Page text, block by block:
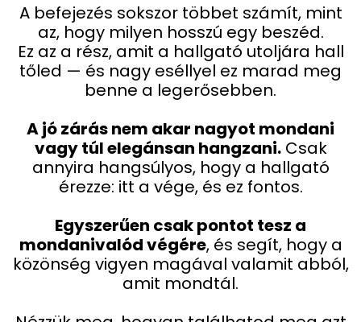
A befejezés sokszor többet számít, mint
az, hogy milyen hosszú egy beszéd.
Ez az a rész, amit a hallgató utoljára hall
tőled — és nagy eséllyel ez marad meg
benne a legerősebben.
A jó zárás nem akar nagyot mondani
vagy túl elegánsan hangzani.Csak
annyira hangsúlyos, hogy a hallgató
érezze: itt a vége, és ez fontos.
Egyszerűen csak pontot tesz a
mondanivalód végére, és segít, hogy a
közönség vigyen magával valamit abból,
amit mondtál.